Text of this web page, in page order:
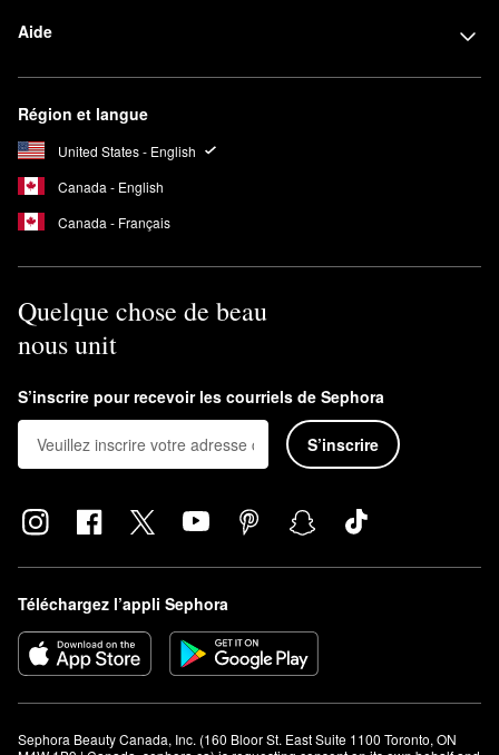
Aide
Région et langue
United States - English
Canada - English
Canada - Français
Quelque chose de beau
nous unit
S’inscrire pour recevoir les courriels de Sephora
S’inscrire
Téléchargez l’appli Sephora
Sephora Beauty Canada, Inc. (160 Bloor St. East Suite 1100 Toronto, ON